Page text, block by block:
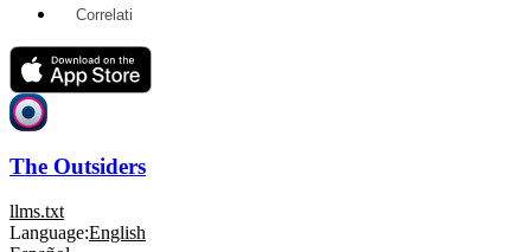
Correlati
The Outsiders
llms.txt
Language:English